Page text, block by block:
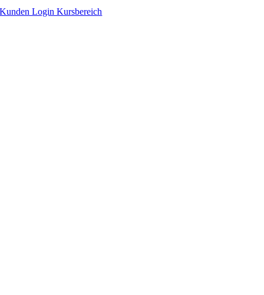
Zum
Kunden Login Kursbereich